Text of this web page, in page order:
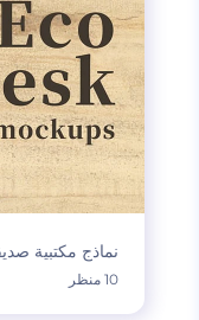
نماذج مكتبية
10 منظر